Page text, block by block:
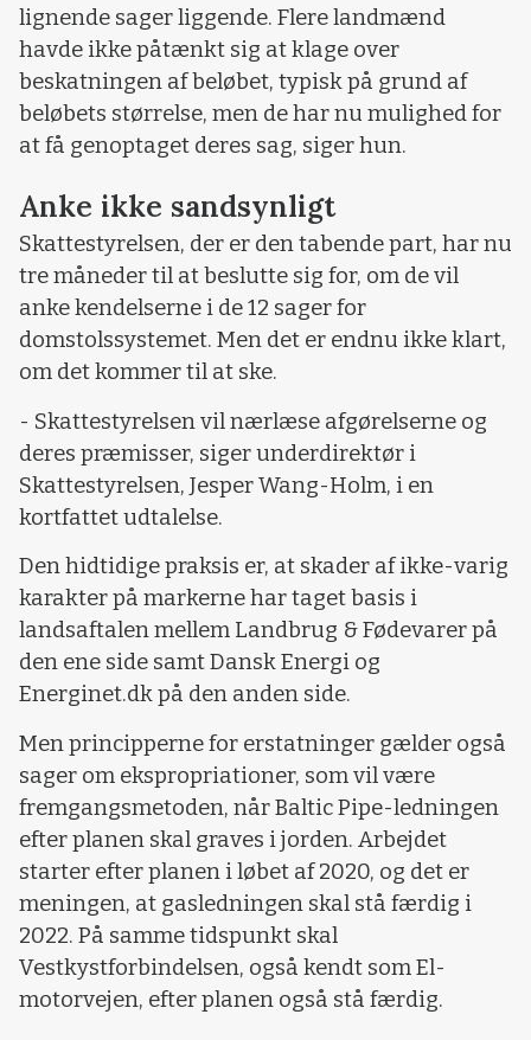
lignende sager liggende. Flere landmænd
havde ikke påtænkt sig at klage over
beskatningen af beløbet, typisk på grund af
beløbets størrelse, men de har nu mulighed for
at få genoptaget deres sag, siger hun.
Anke ikke sandsynligt
Skattestyrelsen, der er den tabende part, har nu
tre måneder til at beslutte sig for, om de vil
anke kendelserne i de 12 sager for
domstolssystemet. Men det er endnu ikke klart,
om det kommer til at ske.
- Skattestyrelsen vil nærlæse afgørelserne og
deres præmisser, siger underdirektør i
Skattestyrelsen, Jesper Wang-Holm, i en
kortfattet udtalelse.
Den hidtidige praksis er, at skader af ikke-varig
karakter på markerne har taget basis i
landsaftalen mellem Landbrug & Fødevarer på
den ene side samt Dansk Energi og
Energinet.dk på den anden side.
Men principperne for erstatninger gælder også
sager om ekspropriationer, som vil være
fremgangsmetoden, når Baltic Pipe-ledningen
efter planen skal graves i jorden. Arbejdet
starter efter planen i løbet af 2020, og det er
meningen, at gasledningen skal stå færdig i
2022. På samme tidspunkt skal
Vestkystforbindelsen, også kendt som El-
motorvejen, efter planen også stå færdig.